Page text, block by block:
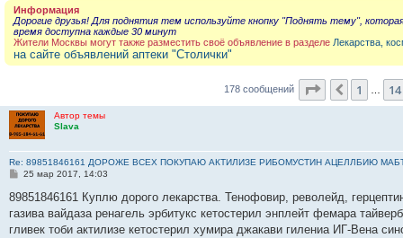
Информация
Дорогие друзья! Для поднятия тем используйте кнопку "Поднять тему",
время доступна каждые 30 минут
Жители Москвы могут также разместить своё объявление в разделе Лекарства,
на сайте объявлений аптеки "Столички"
178 сообщений Страница 17
Пред.
1 14
Автор темы
Slava
Re: 89851846161 ДОРОЖЕ ВСЕХ ПОКУПАЮ АКТИЛИЗЕ РИБОМУСТИН АЦЕЛЛБИЮ
С
о
щ
е
25 мар 2017, 14:03
89851846161 Куплю дорого лекарства. Тенофовир, револейд,
газива вайдаза ренагель эрбитукс кетостерил энплейт фемара
гливек тоби актилизе кетостерил хумира джакави гилениа ИГ-Вена